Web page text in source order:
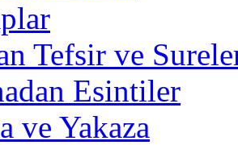
Tefsir ve
Esintiler
ve Yakaza